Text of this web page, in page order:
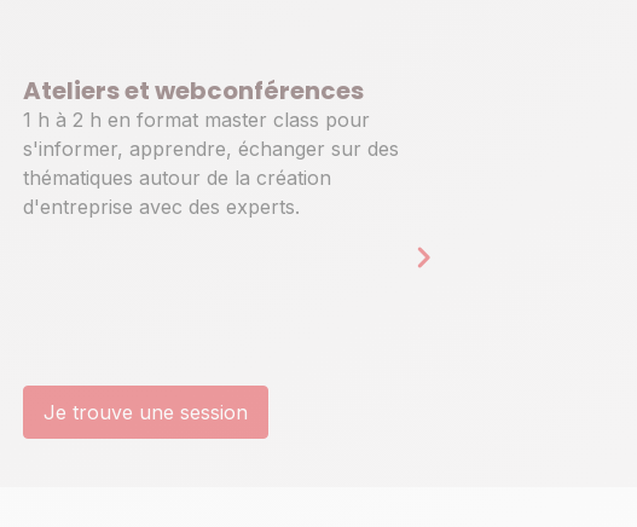
Ateliers et webconférences
1 h à 2 h en format master class pour
s'informer, apprendre, échanger sur des
thématiques autour de la création
d'entreprise avec des experts.
Je trouve une session